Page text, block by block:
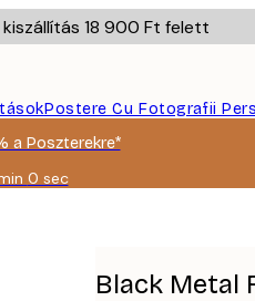
kiszállítás 18 900 Ft felett
Postere Cu Fotografii
a Poszterekre*
0 sec
Érvényes:
Black Metal